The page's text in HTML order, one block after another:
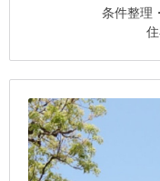
条件整理